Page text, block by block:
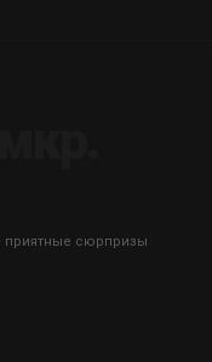
приятные сюрпризы